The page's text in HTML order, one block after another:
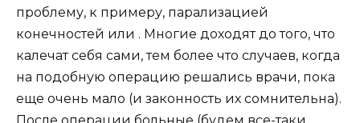
проблему, к примеру, парализацией
конечностей или . Многие доходят до того, что
калечат себя сами, тем более что случаев, когда
на подобную операцию решались врачи, пока
еще очень мало (и законность их сомнительна).